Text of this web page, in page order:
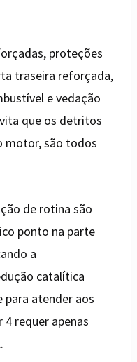
proteções
traseira reforçada,
e vedação
que os detritos
motor, são todos
de rotina são
ponto na parte
a
catalítica
para atender aos
requer apenas